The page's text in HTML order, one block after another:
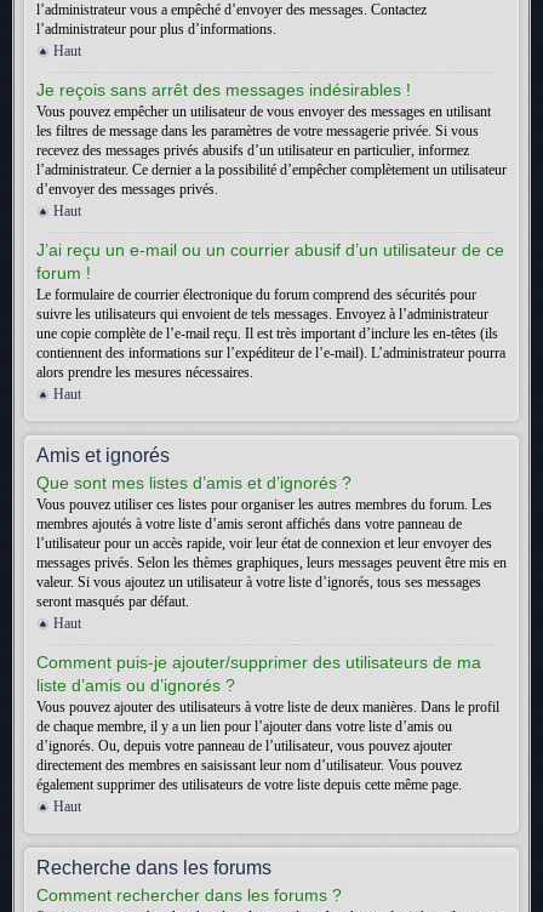
l’administrateur vous a empêché d’envoyer des messages. Contactez
l’administrateur pour plus d’informations.
Haut
Je reçois sans arrêt des messages indésirables !
Vous pouvez empêcher un utilisateur de vous envoyer des messages en utilisant
les filtres de message dans les paramètres de votre messagerie privée. Si vous
recevez des messages privés abusifs d’un utilisateur en particulier, informez
l’administrateur. Ce dernier a la possibilité d’empêcher complètement un utilisateur
d’envoyer des messages privés.
Haut
J’ai reçu un e-mail ou un courrier abusif d’un utilisateur de ce
forum !
Le formulaire de courrier électronique du forum comprend des sécurités pour
suivre les utilisateurs qui envoient de tels messages. Envoyez à l’administrateur
une copie complète de l’e-mail reçu. Il est très important d’inclure les en-têtes (ils
contiennent des informations sur l’expéditeur de l’e-mail). L’administrateur pourra
alors prendre les mesures nécessaires.
Haut
Amis et ignorés
Que sont mes listes d’amis et d’ignorés ?
Vous pouvez utiliser ces listes pour organiser les autres membres du forum. Les
membres ajoutés à votre liste d’amis seront affichés dans votre panneau de
l’utilisateur pour un accès rapide, voir leur état de connexion et leur envoyer des
messages privés. Selon les thèmes graphiques, leurs messages peuvent être mis en
valeur. Si vous ajoutez un utilisateur à votre liste d’ignorés, tous ses messages
seront masqués par défaut.
Haut
Comment puis-je ajouter/supprimer des utilisateurs de ma
liste d’amis ou d’ignorés ?
Vous pouvez ajouter des utilisateurs à votre liste de deux manières. Dans le profil
de chaque membre, il y a un lien pour l’ajouter dans votre liste d’amis ou
d’ignorés. Ou, depuis votre panneau de l’utilisateur, vous pouvez ajouter
directement des membres en saisissant leur nom d’utilisateur. Vous pouvez
également supprimer des utilisateurs de votre liste depuis cette même page.
Haut
Recherche dans les forums
Comment rechercher dans les forums ?